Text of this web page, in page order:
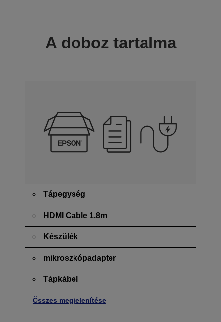
A doboz tartalma
Tápegység
HDMI Cable 1.8m
Készülék
mikroszkópadapter
Tápkábel
Összes megjelenítése